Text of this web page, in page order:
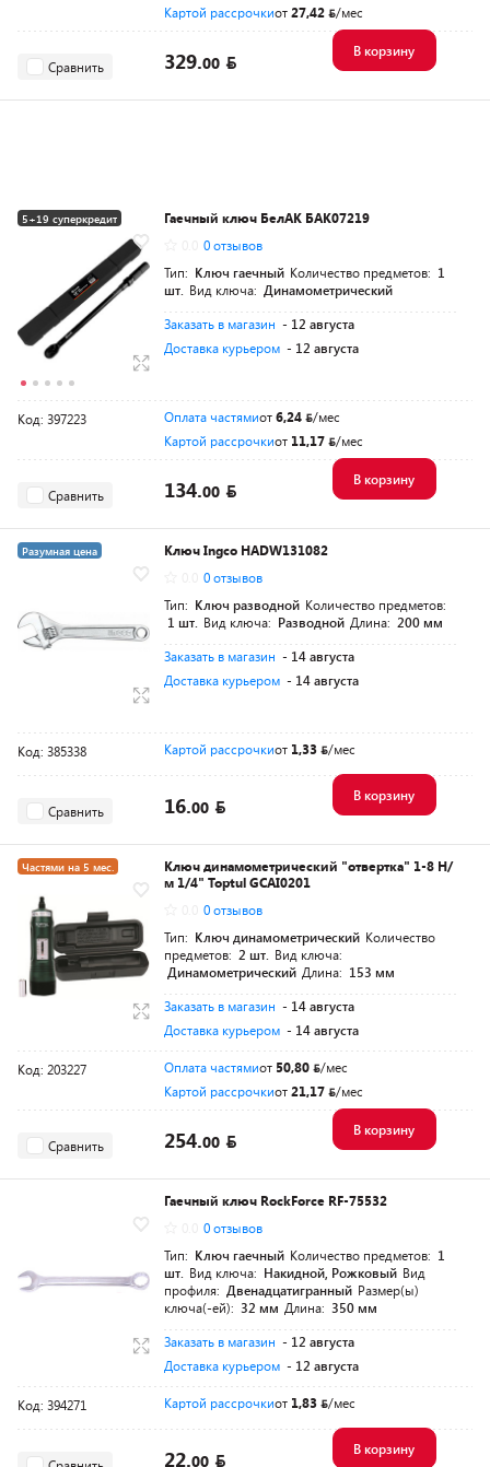
Картой рассрочкиот27,42 /мес
Сравнить 329.00
В корзину
5+19 суперкредит
Гаечный ключ БелАК БАК07219
0 отзывов
Тип: Ключ гаечный Количество предметов: 1
шт. Вид ключа: Динамометрический
Заказать в магазин - 12 августа
Доставка курьером - 12 августа
Код: 397223 Оплата частямиот6,24
/мес
Картой рассрочкиот 11,17 /мес
Сравнить 134.00
В корзину
Разумная цена
Ключ Ingco HADW131082
0 отзывов
Тип: Ключ разводной Количество предметов:
1 шт. Вид ключа: Разводной Длина: 200 мм
Заказать в магазин - 14 августа
Доставка курьером - 14 августа
Код: 385338 Картой рассрочкиот 1,33 /мес
Сравнить 16.00
В корзину
Частями на 5 мес.
Разумная цена
Ключ динамометрический "отвертка" 1-8 Н/
м 1/4" Toptul GCAI0201
0 отзывов
Тип: Ключ динамометрический Количество
предметов: 2 шт. Вид ключа:
Динамометрический Длина: 153 мм
Заказать в магазин - 14 августа
Доставка курьером - 14 августа
Код: 203227 Оплата частямиот 50,80
/мес
Картой рассрочкиот21,17 /мес
Сравнить 254.00
В корзину
Гаечный ключ RockForce RF-75532
0 отзывов
Тип: Ключ гаечный Количество предметов: 1
шт. Вид ключа: Накидной, Рожковый Вид
профиля: Двенадцатигранный Размер(ы)
ключа(-ей): 32 мм Длина: 350 мм
Заказать в магазин - 12 августа
Доставка курьером - 12 августа
Код: 394271 Картой рассрочкиот 1,83 /мес
22.00
В корзину